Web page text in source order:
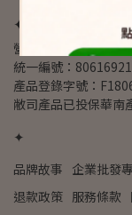
✦
營業人名稱：紅杉有
統一編號：80616921
產品登錄字號：
敝司產品已投保華南
✦
品牌故事 企業批發
退款政策 服務條款